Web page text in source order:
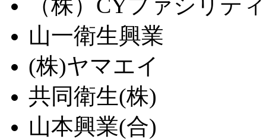
（株）CYファシリテ
山一衛生興業
(株)ヤマエイ
共同衛生(株)
山本興業(合)